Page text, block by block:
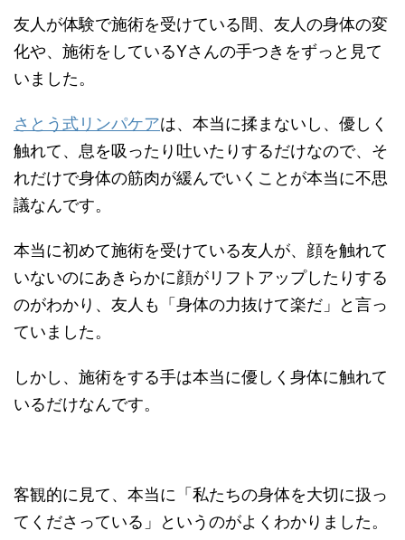
友人が体験で施術を受けている間、友人の身体の変
化や、施術をしているYさんの手つきをずっと見て
いました。
さとう式リンパケアは、本当に揉まないし、優しく
触れて、息を吸ったり吐いたりするだけなので、そ
れだけで身体の筋肉が緩んでいくことが本当に不思
議なんです。
本当に初めて施術を受けている友人が、顔を触れて
いないのにあきらかに顔がリフトアップしたりする
のがわかり、友人も「身体の力抜けて楽だ」と言っ
ていました。
しかし、施術をする手は本当に優しく身体に触れて
いるだけなんです。
客観的に見て、本当に「私たちの身体を大切に扱っ
てくださっている」というのがよくわかりました。